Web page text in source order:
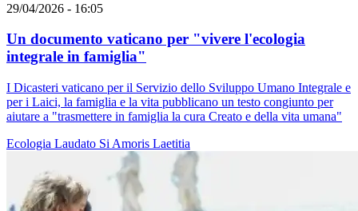
29/04/2026 - 16:05
Un documento vaticano per "vivere l'ecologia
integrale in famiglia"
I Dicasteri vaticano per il Servizio dello Sviluppo Umano Integrale e
per i Laici, la famiglia e la vita pubblicano un testo congiunto per
aiutare a "trasmettere in famiglia la cura Creato e della vita umana"
Ecologia Laudato Si Amoris Laetitia